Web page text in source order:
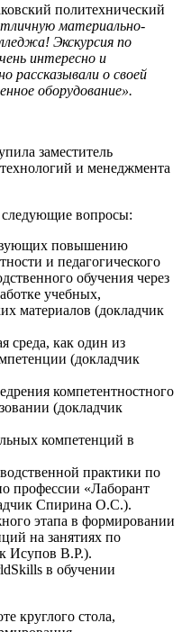
политехнический
материально-
Экскурсия по
интересно и
рассказывали о своей
оборудование».
заместитель
и менеджмента
вопросы:
повышению
и педагогического
обучения через
учебных,
материалов (докладчик
среда, как один из
(докладчик
компетентностного
(докладчик
компетенций в
практики по
профессии «Лаборант
Спирина О.С.).
этапа в формировании
на занятиях по
Исупов В.Р.).
в обучении
круглого стола,